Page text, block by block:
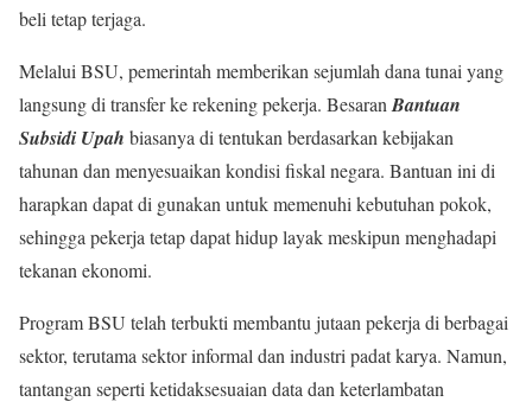
beli tetap terjaga.
Melalui BSU, pemerintah memberikan sejumlah dana tunai yang
langsung di transfer ke rekening pekerja. Besaran Bantuan
Subsidi Upah biasanya di tentukan berdasarkan kebijakan
tahunan dan menyesuaikan kondisi fiskal negara. Bantuan ini di
harapkan dapat di gunakan untuk memenuhi kebutuhan pokok,
sehingga pekerja tetap dapat hidup layak meskipun menghadapi
tekanan ekonomi.
Program BSU telah terbukti membantu jutaan pekerja di berbagai
sektor, terutama sektor informal dan industri padat karya. Namun,
tantangan seperti ketidaksesuaian data dan keterlambatan